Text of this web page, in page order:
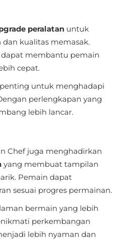
peralatan untuk
kualitas memasak.
membantu pemain
cepat.
untuk menghadapi
perlengkapan yang
lebih lancar.
Chef juga menghadirkan
yang membuat tampilan
Pemain dapat
sesuai progres permainan.
bermain yang lebih
perkembangan
lebih nyaman dan